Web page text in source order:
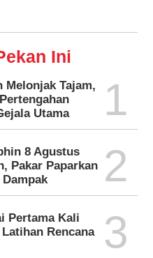
Ini
Melonjak Tajam,
Utama
1
8 Agustus
Pakar Paparkan 2
Pertama Kali
Rencana
3